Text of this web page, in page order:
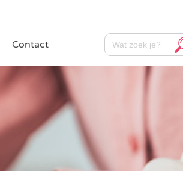
Contact
Zoek
naar: